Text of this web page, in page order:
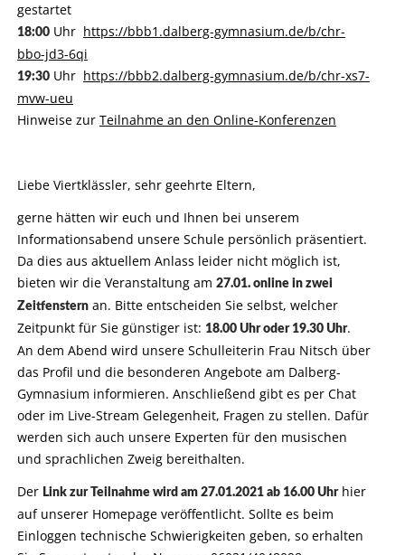
gestartet
18:00Uhr https://bbb1.dalberg-gymnasium.de/b/chr-
bbo-jd3-6qi
19:30Uhr https://bbb2.dalberg-gymnasium.de/b/chr-xs7-
mvw-ueu
Hinweise zur Teilnahme an den Online-Konferenzen
Liebe Viertklässler, sehr geehrte Eltern,
gerne hätten wir euch und Ihnen bei unserem
Informationsabend unsere Schule persönlich präsentiert.
Da dies aus aktuellem Anlass leider nicht möglich ist,
bieten wir die Veranstaltung am 27.01. online in zwei
Zeitfensternan. Bitte entscheiden Sie selbst, welcher
Zeitpunkt für Sie günstiger ist: 18.00 Uhr oder 19.30 Uhr.
An dem Abend wird unsere Schulleiterin Frau Nitsch über
das Profil und die besonderen Angebote am Dalberg-
Gymnasium informieren. Anschließend gibt es per Chat
oder im Live-Stream Gelegenheit, Fragen zu stellen. Dafür
werden sich auch unsere Experten für den musischen
und sprachlichen Zweig bereithalten.
Der Link zur Teilnahme wird am 27.01.2021 ab 16.00 Uhrhier
auf unserer Homepage veröffentlicht. Sollte es beim
Einloggen technische Schwierigkeiten geben, so erhalten